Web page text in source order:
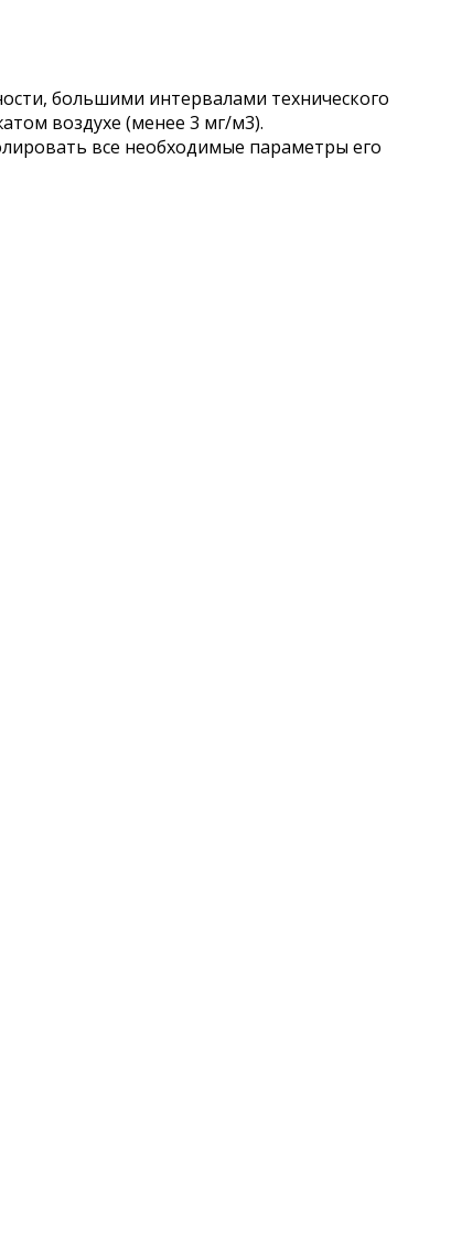
большими интервалами технического
воздухе (менее 3 мг/м3).
все необходимые параметры его